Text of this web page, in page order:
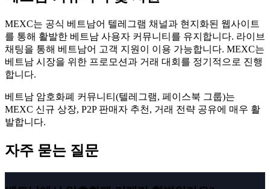
MEXC는 공식 베트남어 텔레그램 채널과 현지화된 웹사이트
를 통해 활발한 베트남 사용자 커뮤니티를 유지합니다. 라이브
채팅을 통해 베트남어 고객 지원이 이용 가능합니다. MEXC는
베트남 시장을 위한 프로모션과 거래 대회를 정기적으로 진행
합니다.
베트남 암호화폐 커뮤니티(텔레그램, 페이스북 그룹)는
MEXC 신규 상장, P2P 판매자 추천, 거래 전략 공유에 매우 활
발합니다.
자주 묻는 질문